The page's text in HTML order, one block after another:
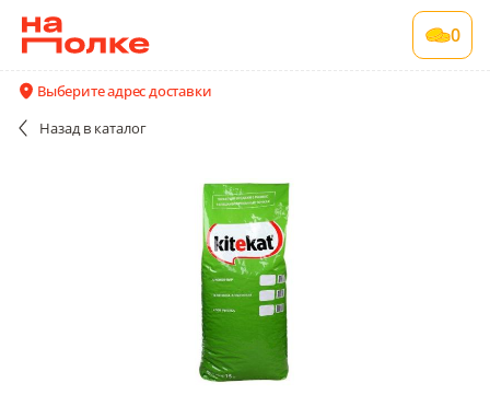
0
Выберите адрес доставки
Назад в каталог
Корм для кошек сухой Kitekat улов рыбака
15 кг., пакет